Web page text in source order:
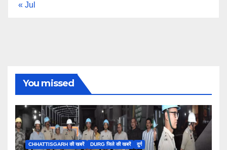
« Jul
You missed
CHHATTISGARH की खबरें DURG जिले की खबरें दुर्ग